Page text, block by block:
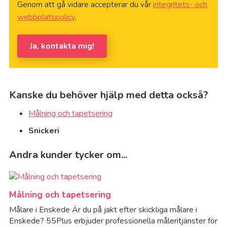
Genom att gå vidare accepterar du vårintegritets- och
webbplatspolicy.
Ja, kontakta mig!
Kanske du behöver hjälp med detta också?
Målning och tapetsering
Snickeri
Andra kunder tycker om...
Målning och tapetsering
Målare i Enskede Är du på jakt efter skickliga målare i
Enskede? 55Plus erbjuder professionella måleritjänster för